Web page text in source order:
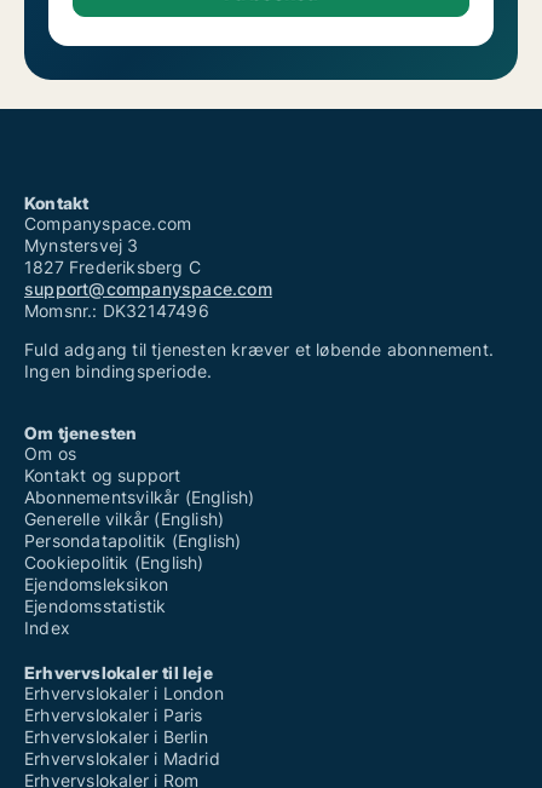
Kontakt
Companyspace.com
Mynstersvej 3
1827 Frederiksberg C
support@companyspace.com
Momsnr.: DK32147496
Fuld adgang til tjenesten kræver et løbende abonnement.
Ingen bindingsperiode.
Om tjenesten
Om os
Kontakt og support
Abonnementsvilkår (English)
Generelle vilkår (English)
Persondatapolitik (English)
Cookiepolitik (English)
Ejendomsleksikon
Ejendomsstatistik
Index
Erhvervslokaler til leje
Erhvervslokaler i London
Erhvervslokaler i Paris
Erhvervslokaler i Berlin
Erhvervslokaler i Madrid
Erhvervslokaler i Rom